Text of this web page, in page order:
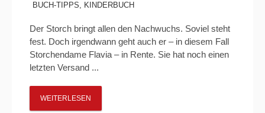
BUCH-TIPPS, KINDERBUCH
Der Storch bringt allen den Nachwuchs. Soviel steht
fest. Doch irgendwann geht auch er – in diesem Fall
Storchendame Flavia – in Rente. Sie hat noch einen
letzten Versand ...
WEITERLESEN